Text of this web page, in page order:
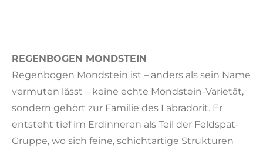
REGENBOGEN MONDSTEIN
Regenbogen Mondstein ist – anders als sein Name
vermuten lässt – keine echte Mondstein-Varietät,
sondern gehört zur Familie des Labradorit. Er
entsteht tief im Erdinneren als Teil der Feldspat-
Gruppe, wo sich feine, schichtartige Strukturen